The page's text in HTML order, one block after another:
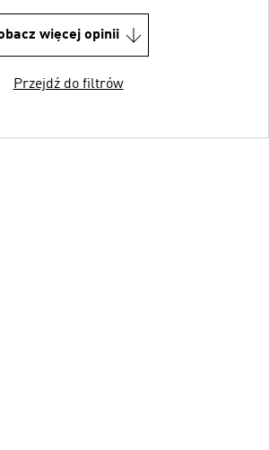
więcej opinii
Przejdź do filtrów